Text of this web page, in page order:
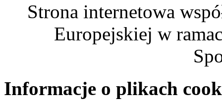
Strona internetowa
Europejskiej w
Informacje o plikach